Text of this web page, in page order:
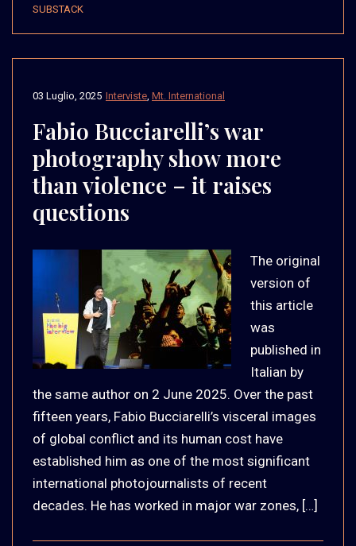
SUBSTACK
Interviste Mt. International
03 Luglio, 2025
Fabio Bucciarelli’s war
photography show more
than violence – it raises
questions
The original
version of
this article
was
published in
Italian by
the same author on 2 June 2025. Over the past
fifteen years, Fabio Bucciarelli’s visceral images
of global conflict and its human cost have
established him as one of the most significant
international photojournalists of recent
decades. He has worked in major war zones, […]